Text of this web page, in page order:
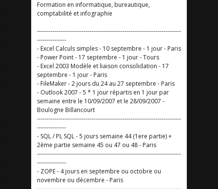
Formation en informatique, bureautique,
comptabilité et infographie
--------------------------------------------------------------------------
---------------
- Excel Calculs simples - 10 septembre - 1 jour - Paris
- Power Point - 17 septembre - 1 jour - Tours
- Excel 2003 Modèle et liaison consolidation - 17
septembre - 1 jour - Paris
- FileMaker - 2 jours du 24 au 27 septembre - Paris
- Outlook 2007 - 5 * 1 jour répartis en 1 jour par
semaine entre le 10/09/2007 et le 28/09/2007 -
Boulogne Billancourt
--------------------------------------------------------------------------
---------------
- SQL / PL SQL - 5 jours semaine 44 (1ere partie) +
2ème partie semaine 45 ou 47 ou 48 - Paris
--------------------------------------------------------------------------
---------------
- ZOPE - 4 jours en septembre ou octobre ou
novembre ou décembre - Paris